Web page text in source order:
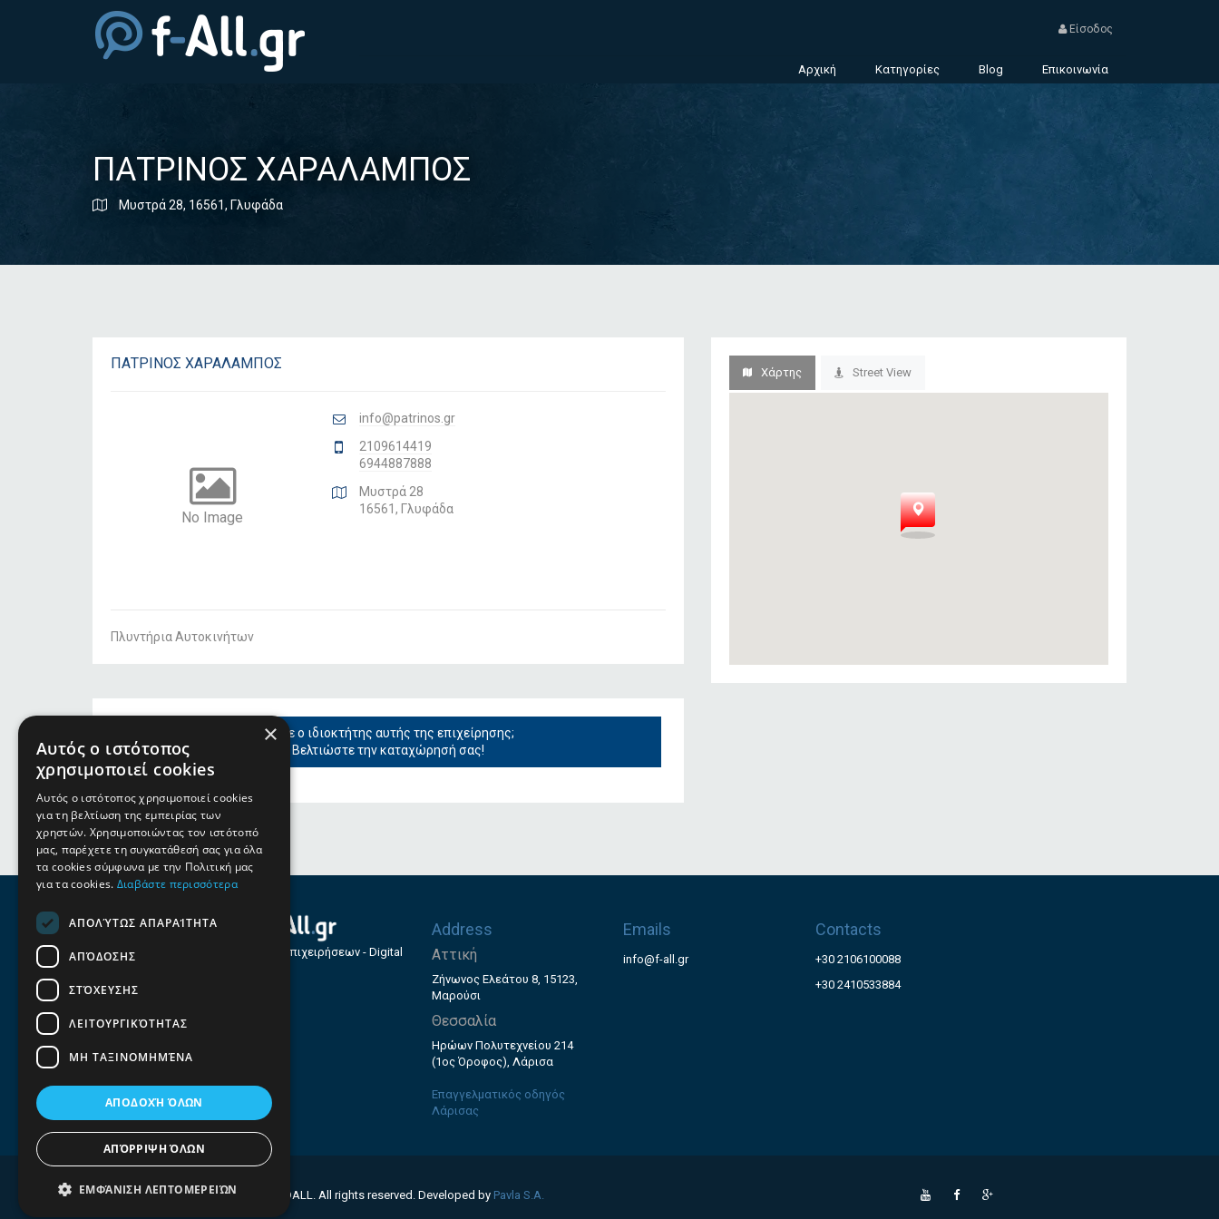
Είσοδος
Αρχική Κατηγορίες Blog Επικοινωνία
ΠΑΤΡΙΝΟΣ ΧΑΡΑΛΑΜΠΟΣ
Μυστρά 28, 16561, Γλυφάδα
ΠΑΤΡΙΝΟΣ ΧΑΡΑΛΑΜΠΟΣ
No Image
info@patrinos.gr
2109614419
6944887888
Μυστρά 28
16561, Γλυφάδα
Πλυντήρια Αυτοκινήτων
Είστε ο ιδιοκτήτης αυτής της επιχείρησης;
Βελτιώστε την καταχώρησή σας!
Χάρτης Street View
Οδηγός Επιχειρήσεων - Digital
Address
Αττική
Ζήνωνος Ελεάτου 8, 15123,
Μαρούσι
Θεσσαλία
Ηρώων Πολυτεχνείου 214
(1ος Όροφος), Λάρισα
Επαγγελματικός οδηγός
Λάρισας
Emails
info@f-all.gr
Contacts
+30 2106100088
+30 2410533884
© 2026 FINDALL. All rights reserved. Developed by Pavla S.A.
×
Αυτός ο ιστότοπος
χρησιμοποιεί cookies
Αυτός ο ιστότοπος χρησιμοποιεί cookies
για τη βελτίωση της εμπειρίας των
χρηστών. Χρησιμοποιώντας τον ιστότοπό
μας, παρέχετε τη συγκατάθεσή σας για όλα
τα cookies σύμφωνα με την Πολιτική μας
για τα cookies. Διαβάστε περισσότερα
ΑΠΟΛΎΤΩΣ ΑΠΑΡΑΊΤΗΤΑ
ΑΠΌΔΟΣΗΣ
ΣΤΌΧΕΥΣΗΣ
ΛΕΙΤΟΥΡΓΙΚΌΤΗΤΑΣ
ΜΗ ΤΑΞΙΝΟΜΗΜΈΝΑ
ΑΠΟΔΟΧΉ ΌΛΩΝ
ΑΠΌΡΡΙΨΗ ΌΛΩΝ
ΕΜΦΆΝΙΣΗ ΛΕΠΤΟΜΕΡΕΙΏΝ